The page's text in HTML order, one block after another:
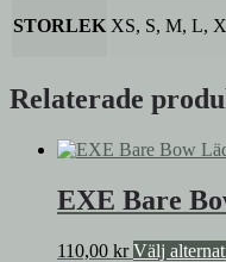
STORLEK XS, S, M, L,
Relaterade
EXE Bare
110,00 kr Välj